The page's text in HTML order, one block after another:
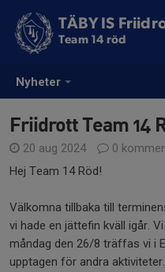
Nyheter
TÄBY IS
Team 14 röd
Friidrott Team 14
20 aug 2024
0
Hej Team 14 Röd!
Välkomna tillbaka till
vi hade en jättefin kväll igår.
måndag den 26/8 träffas vi i
upptagen för andra